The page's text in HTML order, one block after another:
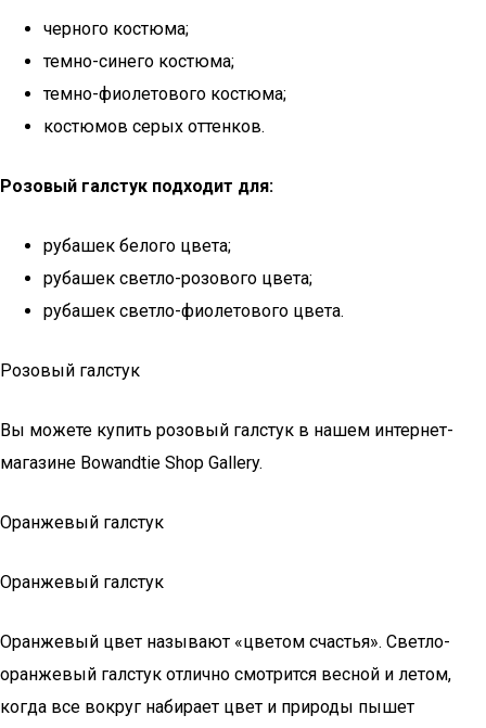
черного костюма;
темно-синего костюма;
темно-фиолетового костюма;
костюмов серых оттенков.
Розовый галстук подходит для:
рубашек белого цвета;
рубашек светло-розового цвета;
рубашек светло-фиолетового цвета.
Розовый галстук
Вы можете купить розовый галстук в нашем интернет-
магазине Bowandtie Shop Gallery.
Оранжевый галстук
Оранжевый галстук
Оранжевый цвет называют «цветом счастья». Светло-
оранжевый галстук отлично смотрится весной и летом,
когда все вокруг набирает цвет и природы пышет